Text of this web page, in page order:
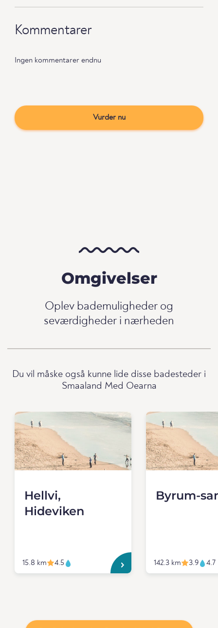
Kommentarer
Ingen kommentarer endnu
Vurder nu
Omgivelser
Oplev bademuligheder og
seværdigheder i nærheden
Du vil måske også kunne lide disse badesteder i
Smaaland Med Oearna
Hellvi,
Hideviken
15.8 km 4.5
Byrum-
142.3 km 3.9 4.7